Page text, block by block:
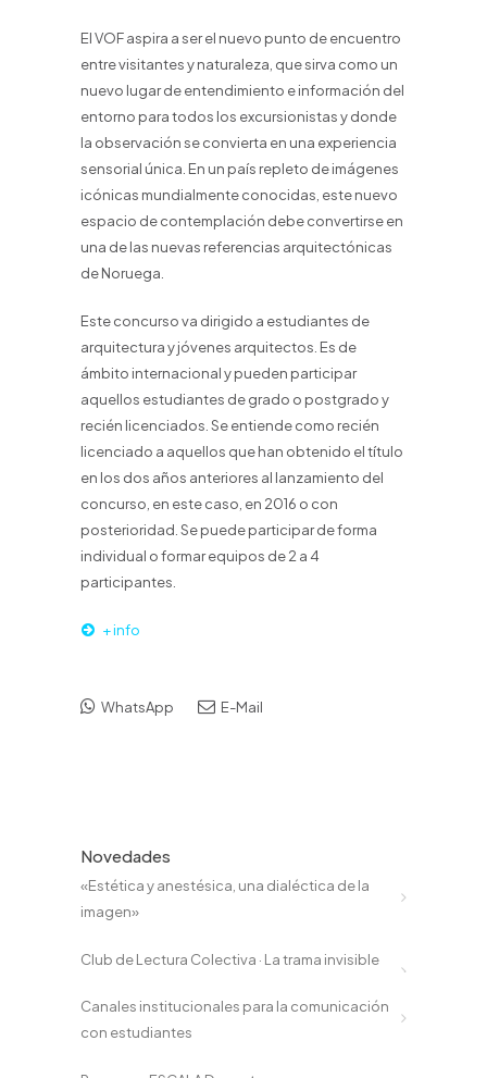
El VOF aspira a ser el nuevo punto de encuentro
entre visitantes y naturaleza, que sirva como un
nuevo lugar de entendimiento e información del
entorno para todos los excursionistas y donde
la observación se convierta en una experiencia
sensorial única. En un país repleto de imágenes
icónicas mundialmente conocidas, este nuevo
espacio de contemplación debe convertirse en
una de las nuevas referencias arquitectónicas
de Noruega.
Este concurso va dirigido a estudiantes de
arquitectura y jóvenes arquitectos. Es de
ámbito internacional y pueden participar
aquellos estudiantes de grado o postgrado y
recién licenciados. Se entiende como recién
licenciado a aquellos que han obtenido el título
en los dos años anteriores al lanzamiento del
concurso, en este caso, en 2016 o con
posterioridad. Se puede participar de forma
individual o formar equipos de 2 a 4
participantes.
+ info
WhatsApp E-Mail
Novedades
«Estética y anestésica, una dialéctica de la
imagen»
Club de Lectura Colectiva · La trama invisible
Canales institucionales para la comunicación
con estudiantes